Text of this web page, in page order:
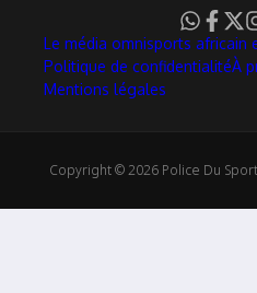
Le média omnisports africain
Politique de confidentialitéÀ
Mentions légales
Copyright © 2026 Police Du